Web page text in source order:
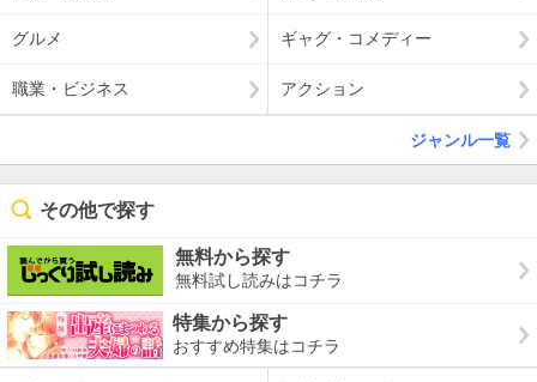
グルメ ギャグ・コメディー
職業・ビジネス アクション
ジャンル一覧
その他で探す
無料から探す
無料試し読みはコチラ
特集から探す
おすすめ特集はコチラ